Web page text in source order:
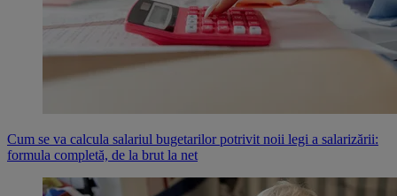
Cum se va calcula salariul bugetarilor potrivit noii legi a salarizării:
formula completă, de la brut la net